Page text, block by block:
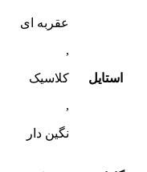
استایل
عقربه ای
,
کلاسیک
,
نگین دار